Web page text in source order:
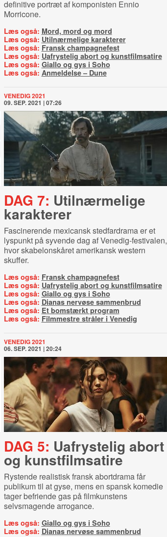
definitive portræt af komponisten Ennio
Morricone.
Læs også: Mord, mord og mord
Læs også: Utilnærmelige karakterer
Læs også: Fransk champagnefest
Læs også: Uafrystelig abort og kunstfilmsatire
Læs også: Giallo og gys i Soho
Læs også: Anmeldelse – Dune
VENEDIG 2021
09. SEP. 2021 | 07:26
DAG 7: Utilnærmelige
karakterer
Fascinerende mexicansk stedfardrama er et
lyspunkt på syvende dag af Venedig-festivalen,
hvor skabelonskåret amerikansk western
skuffer.
Læs også: Fransk champagnefest
Læs også: Uafrystelig abort og kunstfilmsatire
Læs også: Giallo og gys i Soho
Læs også: Dianas nervøse sammenbrud
Læs også: Et bomstærkt program
Læs også: Filmmestre stråler i Venedig
VENEDIG 2021
06. SEP. 2021 | 20:24
DAG 5: Uafrystelig abort
og kunst­film­sa­ti­re
Rystende realistisk fransk abortdrama får
publikum til at gyse, mens en spansk komedie
tager befriende gas på filmkunstens
selvsmagende arrogance.
Læs også: Giallo og gys i Soho
Læs også: Dianas nervøse sammenbrud